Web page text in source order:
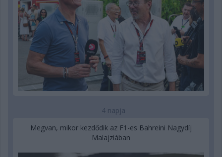
4 napja
Megvan, mikor kezdődik az F1-es Bahreini Nagydíj
Malajziában